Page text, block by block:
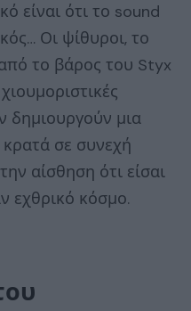
είναι ότι το sound
Οι ψίθυροι, το
το βάρος του Styx
δημιουργούν μια
κρατά σε συνεχή
αίσθηση ότι είσαι
εχθρικό κόσμο.